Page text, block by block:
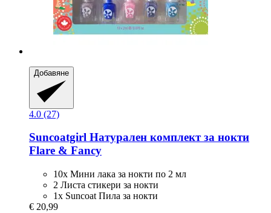
Добавяне
4.0 (27)
Suncoatgirl Натурален комплект за нокти
Flare & Fancy
10x Мини лака за нокти по 2 мл
2 Листа стикери за нокти
1x Suncoat Пила за нокти
€ 20,99